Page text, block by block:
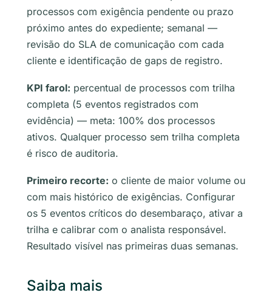
processos com exigência pendente ou prazo
próximo antes do expediente; semanal —
revisão do SLA de comunicação com cada
cliente e identificação de gaps de registro.
KPI farol: percentual de processos com trilha
completa (5 eventos registrados com
evidência) — meta: 100% dos processos
ativos. Qualquer processo sem trilha completa
é risco de auditoria.
Primeiro recorte: o cliente de maior volume ou
com mais histórico de exigências. Configurar
os 5 eventos críticos do desembaraço, ativar a
trilha e calibrar com o analista responsável.
Resultado visível nas primeiras duas semanas.
Saiba mais